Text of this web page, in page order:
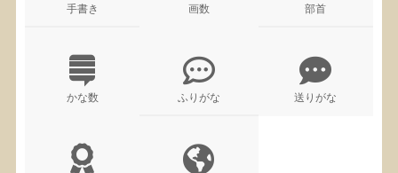
手書き 画数 部首
かな数 ふりがな 送りがな